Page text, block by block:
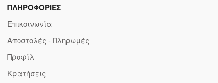
ΠΛΗΡΟΦΟΡΙΕΣ
Επικοινωνία
Αποστολές - Πληρωμές
Προφίλ
Κρατήσεις